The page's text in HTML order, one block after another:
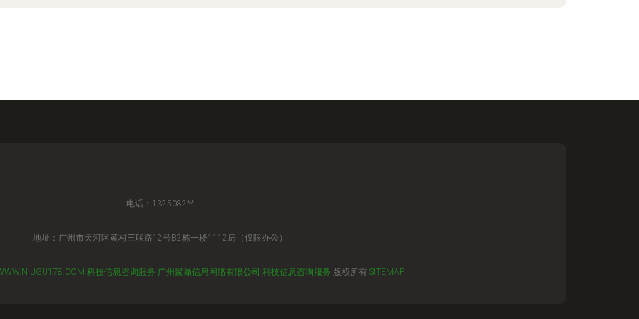
电话：1325082**
地址：广州市天河区黄村三联路12号B2栋一楼1112房（仅限办公）
科技信息咨询服务 广州聚鼎信息网络有限公司 科技信息咨询服务 版权所有 SITEMAP